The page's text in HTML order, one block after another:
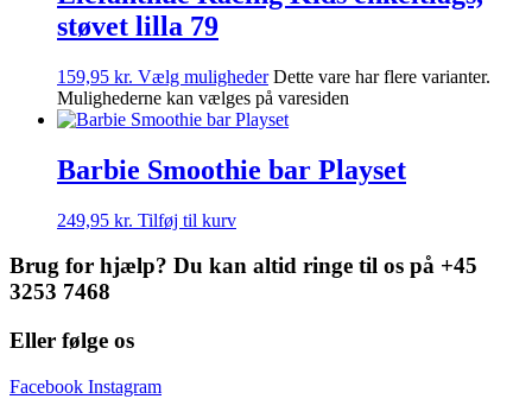
støvet lilla 79
159,95 kr. Vælg muligheder Dette vare har flere varianter.
Mulighederne kan vælges på varesiden
Barbie Smoothie bar Playset
249,95 kr. Tilføj til kurv
Brug for hjælp? Du kan altid ringe til os på +45
3253 7468
Eller følge os
Facebook Instagram